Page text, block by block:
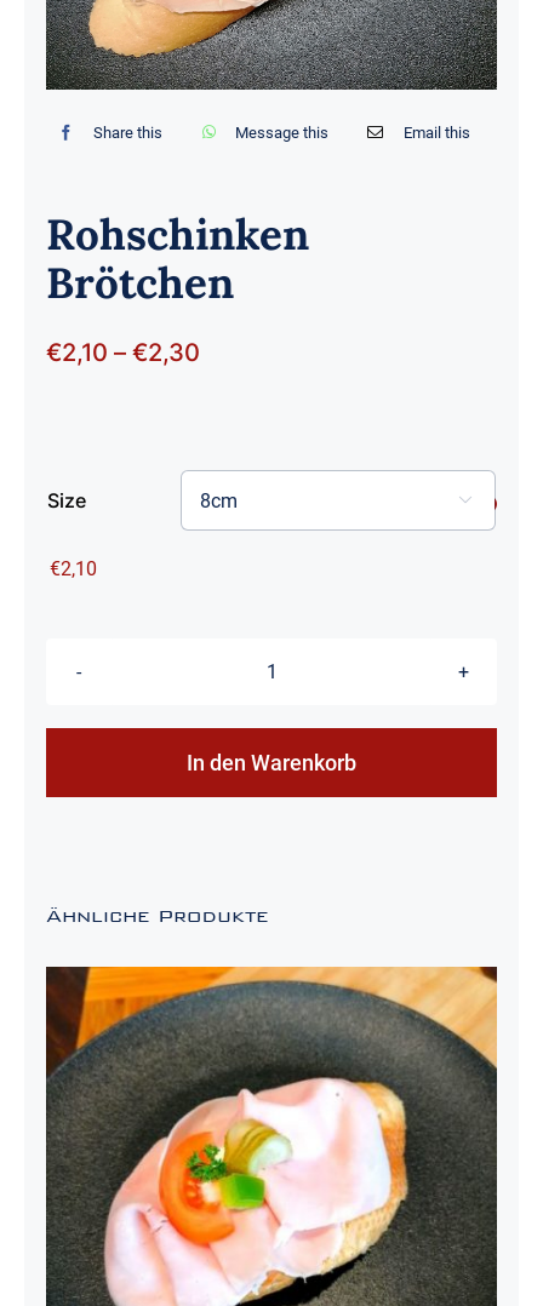
Share this Message this Email this
Rohschinken
Brötchen
€2,10 – €2,30
Size 
€2,10
Menge
In den Warenkorb
Ähnliche Produkte
Schinken Brötchen